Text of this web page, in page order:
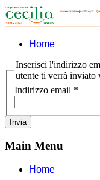
Home
Inserisci l'indirizzo
utente ti verrà inviato
Indirizzo email *
Invia
Main Menu
Home